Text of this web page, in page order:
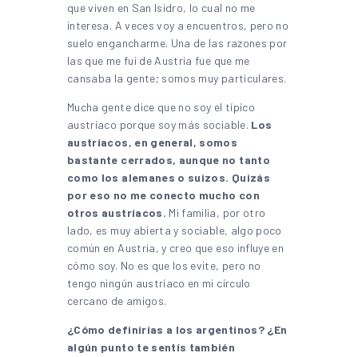
que viven en San Isidro, lo cual no me
interesa. A veces voy a encuentros, pero no
suelo engancharme. Una de las razones por
las que me fui de Austria fue que me
cansaba la gente; somos muy particulares.
Mucha gente dice que no soy el típico
austríaco porque soy más sociable. Los
austríacos, en general, somos
bastante cerrados, aunque no tanto
como los alemanes o suizos. Quizás
por eso no me conecto mucho con
otros austríacos. Mi familia, por otro
lado, es muy abierta y sociable, algo poco
común en Austria, y creo que eso influye en
cómo soy. No es que los evite, pero no
tengo ningún austríaco en mi círculo
cercano de amigos.
¿Cómo definirías a los argentinos? ¿En
algún punto te sentís también